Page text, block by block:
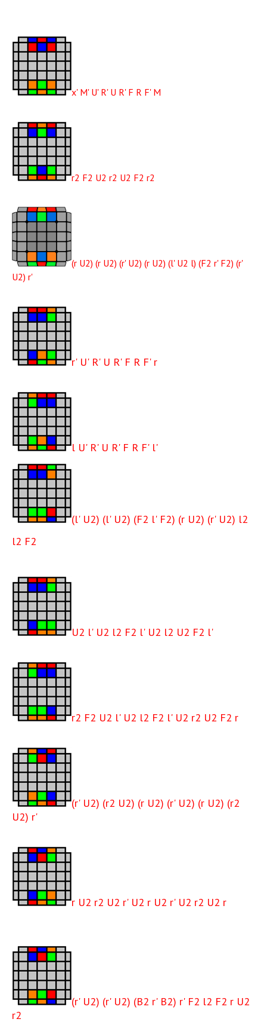
x' M' U' R' U R' F R F' M
r2 F2 U2 r2 U2 F2 r2
(r U2) (r U2) (r' U2) (r U2) (l' U2 l) (F2 r' F2) (r'
U2) r'
r' U' R' U R' F R F' r
l U' R' U R' F R F' l'
(l' U2) (l' U2) (F2 l' F2) (r U2) (r' U2) l2
l2 F2
U2 l' U2 l2 F2 l' U2 l2 U2 F2 l'
r2 F2 U2 l' U2 l2 F2 l' U2 r2 U2 F2 r
(r' U2) (r2 U2) (r U2) (r' U2) (r U2) (r2
U2) r'
r U2 r2 U2 r' U2 r U2 r' U2 r2 U2 r
(r' U2) (r' U2) (B2 r' B2) r' F2 l2 F2 r U2
r2